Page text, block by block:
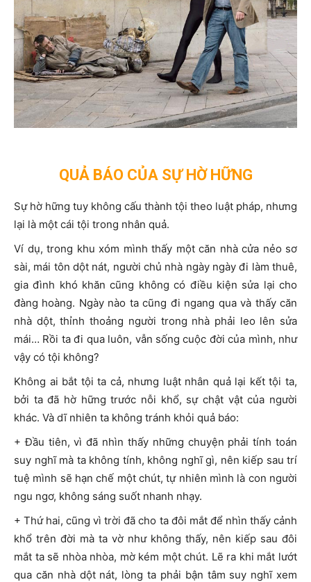
QUẢ BÁO CỦA SỰ HỜ HỮNG
Sự hờ hững tuy không cấu thành tội theo luật pháp, nhưng
lại là một cái tội trong nhân quả.
Ví dụ, trong khu xóm mình thấy một căn nhà cửa nẻo sơ
sài, mái tôn dột nát, người chủ nhà ngày ngày đi làm thuê,
gia đình khó khăn cũng không có điều kiện sửa lại cho
đàng hoàng. Ngày nào ta cũng đi ngang qua và thấy căn
nhà dột, thỉnh thoảng người trong nhà phải leo lên sửa
mái… Rồi ta đi qua luôn, vẫn sống cuộc đời của mình, như
vậy có tội không?
Không ai bắt tội ta cả, nhưng luật nhân quả lại kết tội ta,
bởi ta đã hờ hững trước nỗi khổ, sự chật vật của người
khác. Và dĩ nhiên ta không tránh khỏi quả báo:
+ Đầu tiên, vì đã nhìn thấy những chuyện phải tính toán
suy nghĩ mà ta không tính, không nghĩ gì, nên kiếp sau trí
tuệ mình sẽ hạn chế một chút, tự nhiên mình là con người
ngu ngơ, không sáng suốt nhanh nhạy.
+ Thứ hai, cũng vì trời đã cho ta đôi mắt để nhìn thấy cảnh
khổ trên đời mà ta vờ như không thấy, nên kiếp sau đôi
mắt ta sẽ nhòa nhòa, mờ kém một chút. Lẽ ra khi mắt lướt
qua căn nhà dột nát, lòng ta phải bận tâm suy nghĩ xem